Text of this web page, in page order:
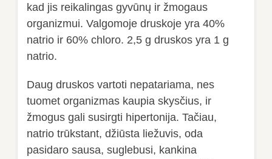
kad jis reikalingas gyvūnų ir žmogaus
organizmui. Valgomoje druskoje yra 40%
natrio ir 60% chloro. 2,5 g druskos yra 1 g
natrio.
Daug druskos vartoti nepatariama, nes
tuomet organizmas kaupia skysčius, ir
žmogus gali susirgti hipertonija. Tačiau,
natrio trūkstant, džiūsta liežuvis, oda
pasidaro sausa, suglebusi, kankina